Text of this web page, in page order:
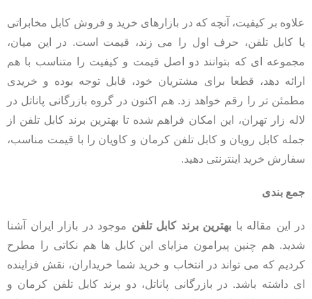
علاوه بر کیفیت، آنچه که در بازارهای خرید و فروش کابل مخابراتی
یا کابل تلفن، حرف اول را می زند، قیمت است. در این میان،
مجموعه ای که بتوانند دو اصل قیمت و کیفیت را متناسب با هم
ارائه دهد، قطعا برای مشتریان خود، قابل توجه بوده و خریدی
مطمئن تر را رقم خواهد زد. هم اکنون در گروه بازرگانی پاناتل در
لاله زار تهران، این امکان فراهم شده تا بهترین برند کابل تلفن از
جمله کابل رویان و کابل تلفن کرمان و کاویان را با قیمت مناسب،
سفارش خرید اینترنتی دهید.
جمع بندی
در این مقاله با بهترین برند کابل تلفن موجود در بازار ایران آشنا
شدید. هم چنین پیرامون مزایای این کابل ها هم نکاتی را مطرح
کردیم که می تواند در انتخاب و خرید شما خریداران، نقش فزاینده
ای داشته باشد. در بازرگانی پاناتل، دو برند کابل تلفن کرمان و